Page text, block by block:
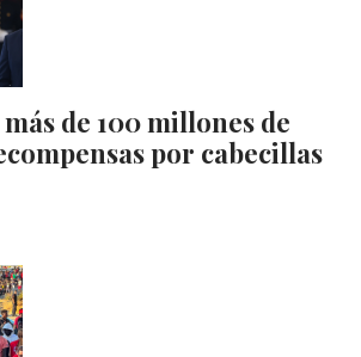
de 100 millones de
por cabecillas